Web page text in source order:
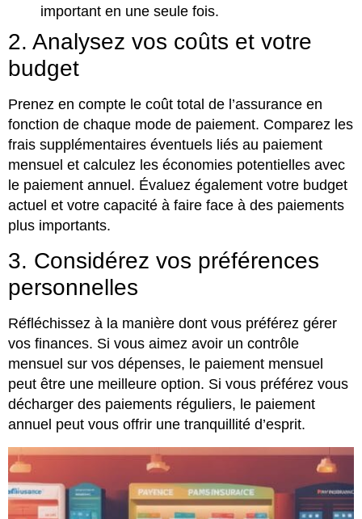
important en une seule fois.
2. Analysez vos coûts et votre
budget
Prenez en compte le coût total de l’assurance en
fonction de chaque mode de paiement. Comparez les
frais supplémentaires éventuels liés au paiement
mensuel et calculez les économies potentielles avec
le paiement annuel. Évaluez également votre budget
actuel et votre capacité à faire face à des paiements
plus importants.
3. Considérez vos préférences
personnelles
Réfléchissez à la manière dont vous préférez gérer
vos finances. Si vous aimez avoir un contrôle
mensuel sur vos dépenses, le paiement mensuel
peut être une meilleure option. Si vous préférez vous
décharger des paiements réguliers, le paiement
annuel peut vous offrir une tranquillité d’esprit.